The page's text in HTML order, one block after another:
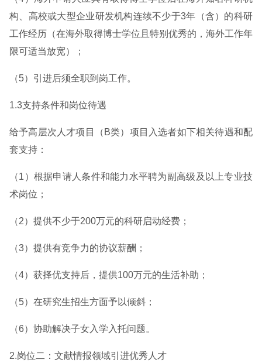
构、高校或大型企业研发机构连续不少于3年（含）的科研
工作经历（在海外取得博士学位且特别优秀的，海外工作年
限可适当放宽）；
（5）引进后须全职到岗工作。
1.3支持条件和岗位待遇
给予高层次人才项目（B类）项目入选者如下相关待遇和配
套支持：
（1）根据申请人条件和能力水平聘为副高级及以上专业技
术岗位；
（2）提供不少于200万元的科研启动经费；
（3）提供有竞争力的协议薪酬；
（4）获择优支持后，提供100万元的生活补助；
（5）在研究生招生方面予以倾斜；
（6）协助解决子女入学入托问题。
2.岗位二：文献情报领域引进优秀人才